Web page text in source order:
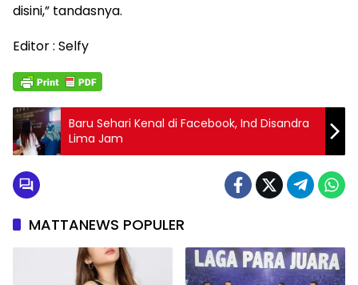
disini,” tandasnya.
Editor : Selfy
Baru Sehari Kenal di Facebook, Ind Disandra
Lima Jam
MATTANEWS POPULER